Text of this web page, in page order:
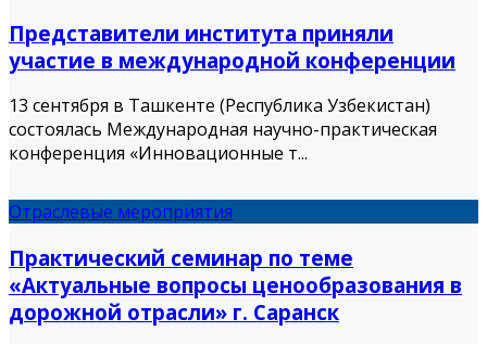
Представители института приняли
участие в международной конференции
13 сентября в Ташкенте (Республика Узбекистан)
состоялась Международная научно-практическая
конференция «Инновационные т...
Отраслевые мероприятия
Практический семинар по теме
«Актуальные вопросы ценообразования в
дорожной отрасли» г. Саранск